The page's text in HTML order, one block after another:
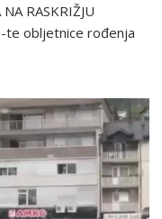
RASKRIŽJU
te obljetnice rođenja